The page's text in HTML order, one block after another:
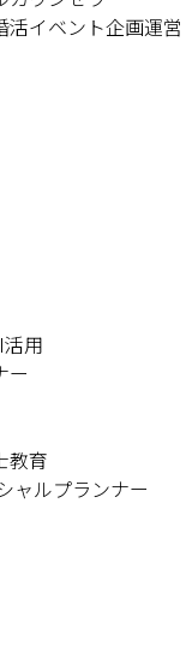
活イベント企画運営
用
ー
教育
ャルプランナー